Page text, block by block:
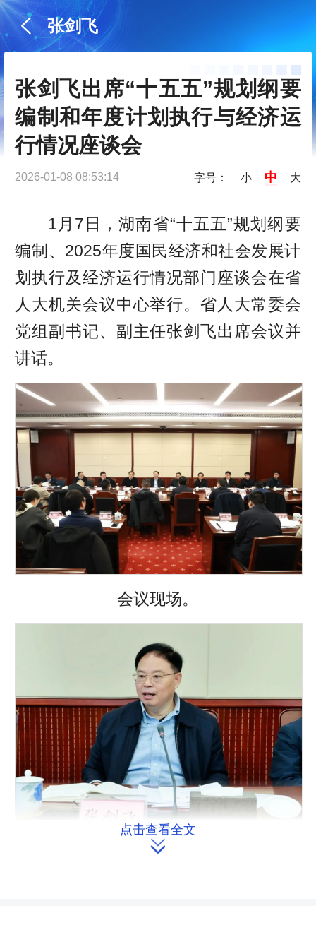
张剑飞
张剑飞出席“十五五”规划纲要
编制和年度计划执行与经济运
行情况座谈会
2026-01-08 08:53:14 字号： 小 中 大
1月7日，湖南省“十五五”规划纲要
编制、2025年度国民经济和社会发展计
划执行及经济运行情况部门座谈会在省
人大机关会议中心举行。省人大常委会
党组副书记、副主任张剑飞出席会议并
讲话。
会议现场。
省人大常委会党组副书记、副主任张剑
点击查看全文
